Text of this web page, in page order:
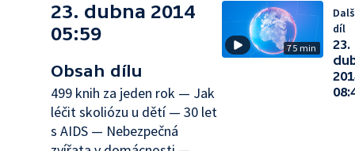
23. dubna 2014
05:59
Obsah dílu
499 knih za jeden rok — Jak
léčit skoliózu u dětí — 30 let
s AIDS — Nebezpečná
75 min
díl
23.